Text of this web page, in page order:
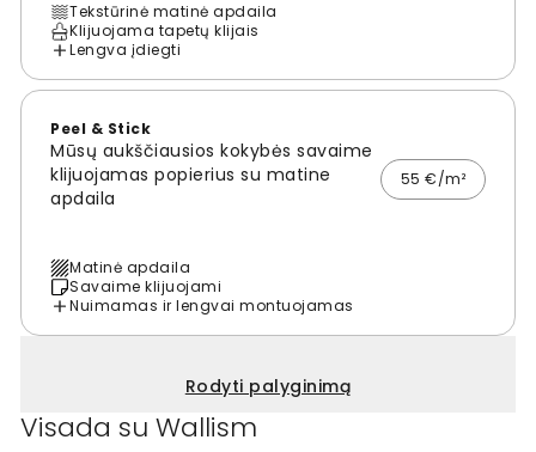
Tekstūrinė matinė apdaila
Klijuojama tapetų klijais
Lengva įdiegti
Peel & Stick
Mūsų aukščiausios kokybės savaime
klijuojamas popierius su matine
apdaila
55 €/m²
Matinė apdaila
Savaime klijuojami
Nuimamas ir lengvai montuojamas
Rodyti palyginimą
Visada su Wallism